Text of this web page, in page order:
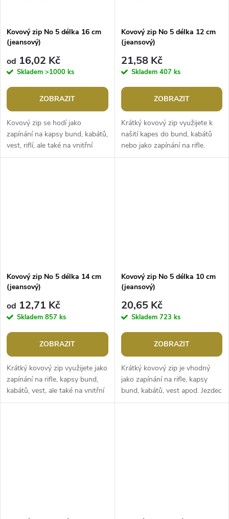
Kovový zip No 5 délka 16 cm
(jeansový)
od 16,02 Kč
Skladem >1000 ks
ZOBRAZIT
Kovový zip se hodí jako
zapínání na kapsy bund, kabátů,
vest, riflí, ale také na vnitřní
kapsy tašek, kabelek a batohů.
Kovový zip No 5 délka 12 cm
(jeansový)
21,58 Kč
Skladem 407 ks
ZOBRAZIT
Krátký kovový zip využijete k
našití kapes do bund, kabátů
nebo jako zapínání na rifle.
Jezdec má funkci autolock,
Kovový zip No 5 délka 14 cm
(jeansový)
od 12,71 Kč
Skladem 857 ks
ZOBRAZIT
Krátký kovový zip využijete jako
zapínání na rifle, kapsy bund,
kabátů, vest, ale také na vnitřní
kapsy tašek, kabelek a batohů.
Kovový zip No 5 délka 10 cm
(jeansový)
20,65 Kč
Skladem 723 ks
ZOBRAZIT
Krátký kovový zip je vhodný
jako zapínání na rifle, kapsy
bund, kabátů, vest apod. Jezdec
má funkci autolock, která